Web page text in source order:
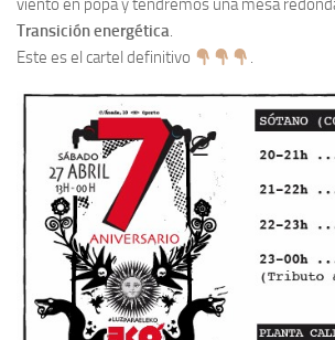
viento en popa y tendremos una mesa
Transición energética.
Este es el cartel definitivo
.